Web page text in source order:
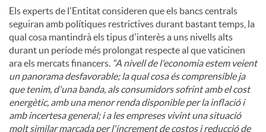
Els experts de l'Entitat consideren que els bancs centrals
seguiran amb polítiques restrictives durant bastant temps, la
qual cosa mantindrà els tipus d'interès a uns nivells alts
durant un període més prolongat respecte al que vaticinen
ara els mercats financers. “A nivell de l'economia estem veient
un panorama desfavorable; la qual cosa és comprensible ja
que tenim, d'una banda, als consumidors sofrint amb el cost
energètic, amb una menor renda disponible per la inflació i
amb incertesa general; i a les empreses vivint una situació
molt similar marcada per l'increment de costos i reducció de